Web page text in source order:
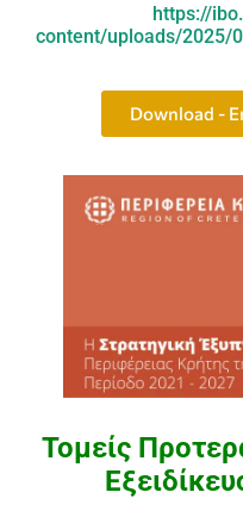
https://
content/uploads/2025/
Download -
Τομείς